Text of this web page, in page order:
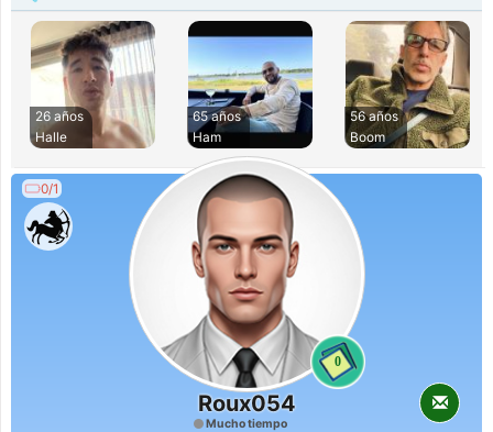
26 años
Halle
65 años
Ham
56 años
Boom
0/1
0
Roux054
Mucho tiempo